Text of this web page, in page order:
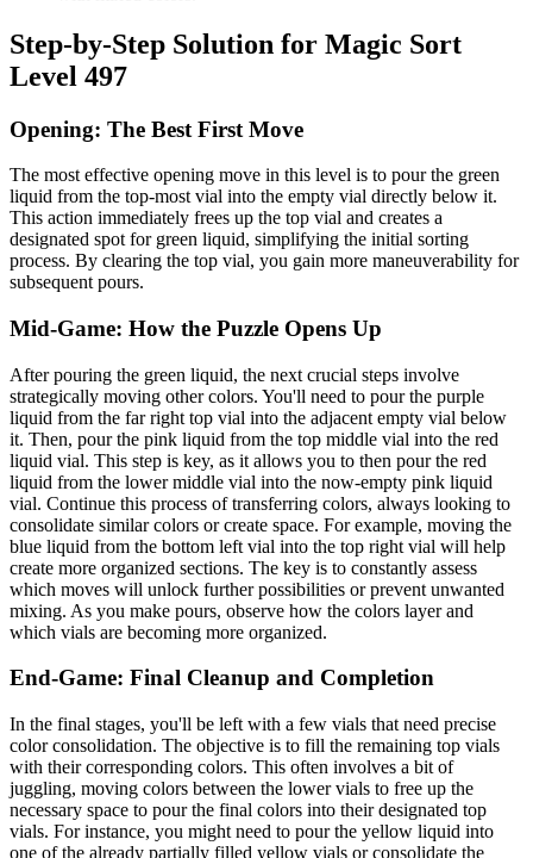
Step-by-Step Solution for Magic Sort
Level 497
Opening: The Best First Move
The most effective opening move in this level is to pour the green
liquid from the top-most vial into the empty vial directly below it.
This action immediately frees up the top vial and creates a
designated spot for green liquid, simplifying the initial sorting
process. By clearing the top vial, you gain more maneuverability for
subsequent pours.
Mid-Game: How the Puzzle Opens Up
After pouring the green liquid, the next crucial steps involve
strategically moving other colors. You'll need to pour the purple
liquid from the far right top vial into the adjacent empty vial below
it. Then, pour the pink liquid from the top middle vial into the red
liquid vial. This step is key, as it allows you to then pour the red
liquid from the lower middle vial into the now-empty pink liquid
vial. Continue this process of transferring colors, always looking to
consolidate similar colors or create space. For example, moving the
blue liquid from the bottom left vial into the top right vial will help
create more organized sections. The key is to constantly assess
which moves will unlock further possibilities or prevent unwanted
mixing. As you make pours, observe how the colors layer and
which vials are becoming more organized.
End-Game: Final Cleanup and Completion
In the final stages, you'll be left with a few vials that need precise
color consolidation. The objective is to fill the remaining top vials
with their corresponding colors. This often involves a bit of
juggling, moving colors between the lower vials to free up the
necessary space to pour the final colors into their designated top
vials. For instance, you might need to pour the yellow liquid into
one of the already partially filled yellow vials or consolidate the